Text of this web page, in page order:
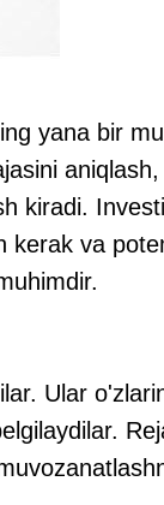
yana bir
kiradi.
kerak va
Ular